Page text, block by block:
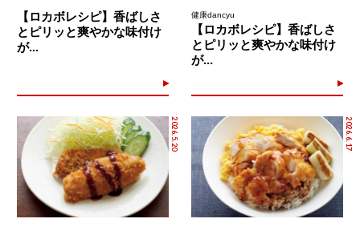
【ロカボレシピ】香ばしさ
とピリッと爽やかな味付け
が...
健康dancyu
【ロカボレシピ】香ばしさ
とピリッと爽やかな味付け
が...
2026.5.20 2026.6.17